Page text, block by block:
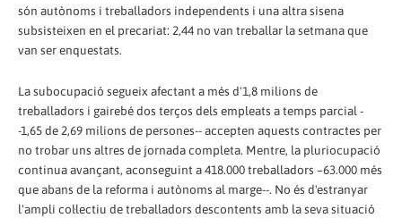
són autònoms i treballadors independents i una altra sisena
subsisteixen en el precariat: 2,44 no van treballar la setmana que
van ser enquestats.
La subocupació segueix afectant a més d'1,8 milions de
treballadors i gairebé dos terços dels empleats a temps parcial -
-1,65 de 2,69 milions de persones-- accepten aquests contractes per
no trobar uns altres de jornada completa. Mentre, la pluriocupació
continua avançant, aconseguint a 418.000 treballadors –63.000 més
que abans de la reforma i autònoms al marge--. No és d'estranyar
l'ampli col·lectiu de treballadors descontents amb la seva situació